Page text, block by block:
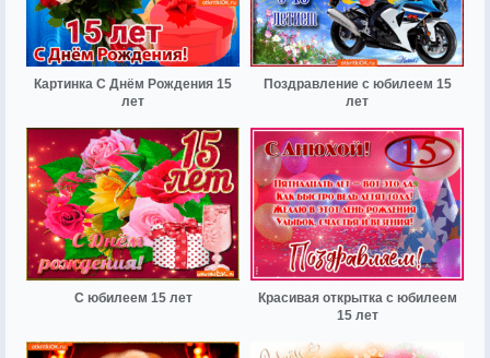
Картинка С Днём Рождения 15
лет
Поздравление с юбилеем 15
лет
С юбилеем 15 лет
Красивая открытка с юбилеем
15 лет